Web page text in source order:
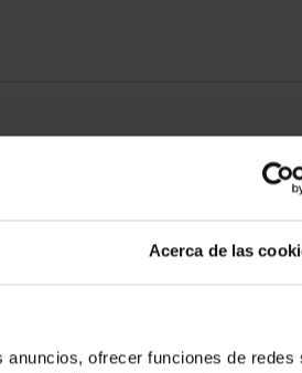
Acerca de las
ofrecer funciones de redes